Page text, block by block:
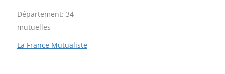
Département: 34
mutuelles
La France Mutualiste